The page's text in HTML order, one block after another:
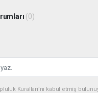
(0)
Kuralları’nı kabul etmiş